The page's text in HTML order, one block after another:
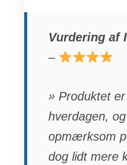
Vurdering af
–
» Produktet
hverdagen,
opmærksom
dog lidt mere